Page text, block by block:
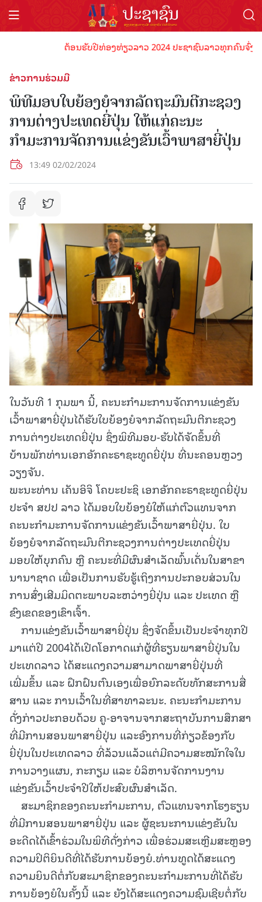
ຕ້ອນຮັບປີທ່ອງທ່ຽວລາວ 2024 ປະຊາຊົນລາວທຸກຄົນຈົ່ງພ້
ຂ່າວການຮ່ວມມື
ພິທີມອບໃບຍ້ອງຍໍຈາກລັດຖະມົນຕີກະຊວງ
ການຕ່າງປະເທດຍີ່ປຸ່ນ ໃຫ້ແກ່ຄະນະ
ກຳມະການຈັດການແຂ່ງຂັນເວົ້າພາສາຍີ່ປຸ່ນ
13:49 02/02/2024
ໃນວັນທີ 1 ກຸມພາ ນີ້, ຄະນະກຳມະການຈັດການແຂ່ງຂັນ
ເວົ້າພາສາຍີ່ປຸ່ນໄດ້ຮັບໃບຍ້ອງຍໍຈາກລັດຖະມົນຕີກະຊວງ
ການຕ່າງປະເທດຍີ່ປຸ່ນ ຊຶ່ງພິທີມອບ-ຮັບໄດ້ຈັດຂຶ້ນທີ່
ບ້ານພັກທ່ານເອກອັກຄະຣາຊະທູດຍີ່ປຸ່ນ ທີ່ນະຄອນຫຼວງ
ວຽງຈັນ.
ພະນະທ່ານ ເຄັນອິຈິ ໂຄບະຢະຊິ ເອກອັກຄະຣາຊະທູດຍີ່ປຸ່ນ
ປະຈຳ ສປປ ລາວ ໄດ້ມອບໃບຍ້ອງຍໍໃຫ້ແກ່ຕົວແທນຈາກ
ຄະນະກຳມະການຈັດການແຂ່ງຂັນເວົ້າພາສາຍີ່ປຸ່ນ. ໃບ
ຍ້ອງຍໍຈາກລັດຖະມົນຕີກະຊວງການຕ່າງປະເທດຍີ່ປຸ່ນ
ມອບໃຫ້ບຸກຄົນ ຫຼື ຄະນະທີ່ມີຜົນສຳເລັດພົ້ນເດັ່ນໃນສາຂາ
ນານາຊາດ ເພື່ອເປັນການຮັບຮູ້ເຖິງການປະກອບສ່ວນໃນ
ການສົ່ງເສີມມິດຕະພາບລະຫວ່າງຍີ່ປຸ່ນ ແລະ ປະເທດ ຫຼື
ຂົງເຂດຂອງເຂົາເຈົ້າ.
ການແຂ່ງຂັນເວົ້າພາສາຍີ່ປຸ່ນ ຊຶ່ງຈັດຂຶ້ນເປັນປະຈຳທຸກປີ
ມາແຕ່ປີ 2004ໄດ້ເປີດໂອກາດແກ່ຜູ້ທີ່ຮຽນພາສາຍີ່ປຸ່ນໃນ
ປະເທດລາວ ໄດ້ສະແດງຄວາມສາມາດພາສາຍີ່ປຸ່ນທີ່
ເພີ່ມຂຶ້ນ ແລະ ຝຶກຝົນຕົນເອງເພື່ອຍົກລະດັບທັກສະການສື່
ສານ ແລະ ການເວົ້າໃນທີ່ສາທາລະນະ. ຄະນະກຳມະການ
ດັ່ງກ່າວປະກອບດ້ວຍ ຄູ-ອາຈານຈາກສະຖາບັນການສຶກສາ
ທີ່ມີການສອນພາສາຍີ່ປຸ່ນ ແລະອົງການທີ່ກ່ຽວຂ້ອງກັບ
ຍີ່ປຸ່ນໃນປະເທດລາວ ທີ່ລ້ວນແລ້ວແຕ່ມີຄວາມສະໝັກໃຈໃນ
ການວາງແຜນ, ກະກຽມ ແລະ ບໍລິຫານຈັດການງານ
ແຂ່ງຂັນເວົ້າປະຈຳປີໃຫ້ປະສົບຜົນສຳເລັດ.
ສະມາຊິກຂອງຄະນະກຳມະການ, ຕົວແທນຈາກໂຮງຮຽນ
ທີ່ມີການສອນພາສາຍີ່ປຸ່ນ ແລະ ຜູ້ຊະນະການແຂ່ງຂັນໃນ
ອະດີດໄດ້ເຂົ້າຮ່ວມໃນພິທີດັ່ງກ່າວ ເພື່ອຮ່ວມສະເຫຼີມສະຫຼອງ
ຄວາມປິຕິຍິນດີທີ່ໄດ້ຮັບການຍ້ອງຍໍ.ທ່ານທູດໄດ້ສະແດງ
ຄວາມຍິນດີຕໍ່ກັບສະມາຊິກຂອງຄະນະກຳມະການທີ່ໄດ້ຮັບ
ການຍ້ອງຍໍໃນຄັ້ງນີ້ ແລະ ຍັງໄດ້ສະແດງຄວາມຊົມເຊີຍຕໍ່ກັບ